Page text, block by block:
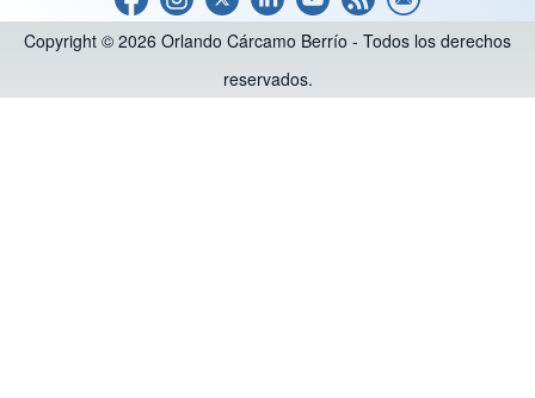
Copyright © 2026 Orlando Cárcamo Berrío - Todos los derechos
reservados.